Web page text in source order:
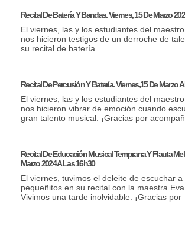
Recital De Batería Y Bandas. Viernes, 15 De Marzo
El viernes, las y los estudiantes del
nos hicieron testigos de un derroche de
su recital de batería
Recital De Percusión Y Batería. Viernes,15 De Marzo
El viernes, las y los estudiantes del
nos hicieron vibrar de emoción cuando
gran talento musical. ¡Gracias por
Recital De Educación Musical Temprana Y Flauta
Marzo 2024 A Las 16h30
El viernes, tuvimos el deleite de escuchar
pequeñitos en su recital con la maestra
Vivimos una tarde inolvidable. ¡Gracias por